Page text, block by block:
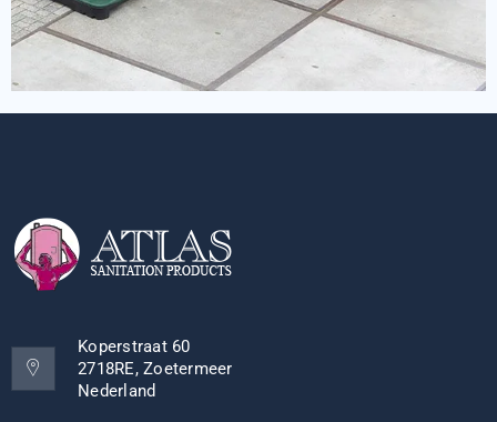
Koperstraat 60
2718RE, Zoetermeer
Nederland